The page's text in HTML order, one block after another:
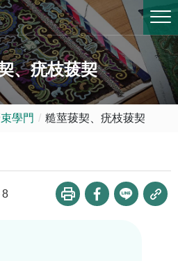
、疣枝菝契
學門 糙莖菝契、疣枝菝契
8